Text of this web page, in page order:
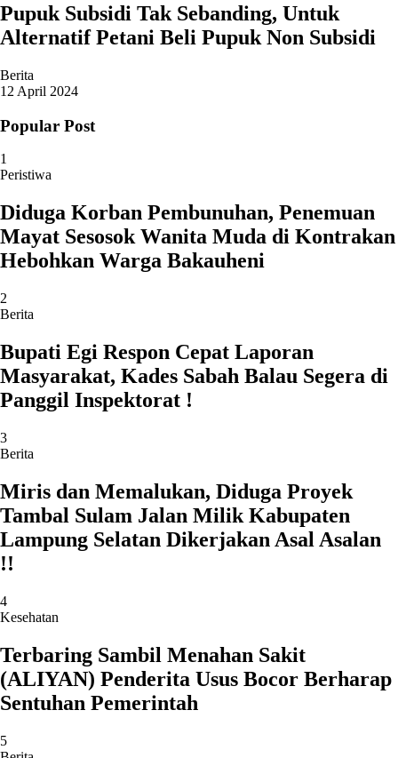
Pupuk Subsidi Tak Sebanding, Untuk
Alternatif Petani Beli Pupuk Non Subsidi
Berita
12 April 2024
Popular Post
1
Peristiwa
Diduga Korban Pembunuhan, Penemuan
Mayat Sesosok Wanita Muda di Kontrakan
Hebohkan Warga Bakauheni
2
Berita
Bupati Egi Respon Cepat Laporan
Masyarakat, Kades Sabah Balau Segera di
Panggil Inspektorat !
3
Berita
Miris dan Memalukan, Diduga Proyek
Tambal Sulam Jalan Milik Kabupaten
Lampung Selatan Dikerjakan Asal Asalan
!!
4
Kesehatan
Terbaring Sambil Menahan Sakit
(ALIYAN) Penderita Usus Bocor Berharap
Sentuhan Pemerintah
5